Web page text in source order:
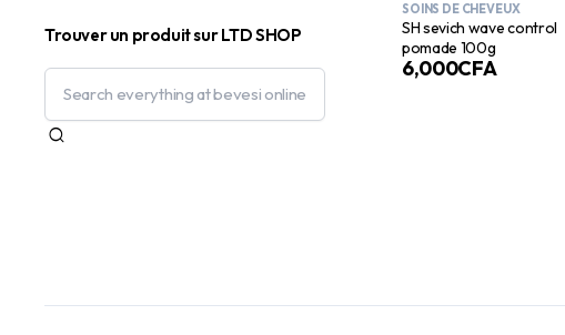
SOINS DE CHEVEUX
SH sevich wave control
pomade 100g
6,000CFA
Trouver un produit sur LTD SHOP